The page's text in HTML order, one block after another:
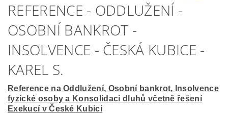
REFERENCE - ODDLUŽENÍ -
OSOBNÍ BANKROT -
INSOLVENCE - ČESKÁ KUBICE -
KAREL S.
Reference na Oddlužení, Osobní bankrot, Insolvence
fyzické osoby a Konsolidaci dluhů včetně řešení
Exekucí v České Kubici